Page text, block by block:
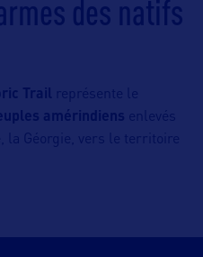
des natifs
Trail
représente le
amérindiens enlevés
la Géorgie, vers le territoire